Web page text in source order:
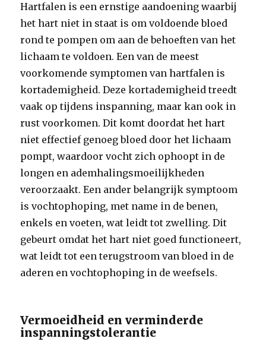
Hartfalen is een ernstige aandoening waarbij
het hart niet in staat is om voldoende bloed
rond te pompen om aan de behoeften van het
lichaam te voldoen. Een van de meest
voorkomende symptomen van hartfalen is
kortademigheid. Deze kortademigheid treedt
vaak op tijdens inspanning, maar kan ook in
rust voorkomen. Dit komt doordat het hart
niet effectief genoeg bloed door het lichaam
pompt, waardoor vocht zich ophoopt in de
longen en ademhalingsmoeilijkheden
veroorzaakt. Een ander belangrijk symptoom
is vochtophoping, met name in de benen,
enkels en voeten, wat leidt tot zwelling. Dit
gebeurt omdat het hart niet goed functioneert,
wat leidt tot een terugstroom van bloed in de
aderen en vochtophoping in de weefsels.
Vermoeidheid en verminderde
inspanningstolerantie